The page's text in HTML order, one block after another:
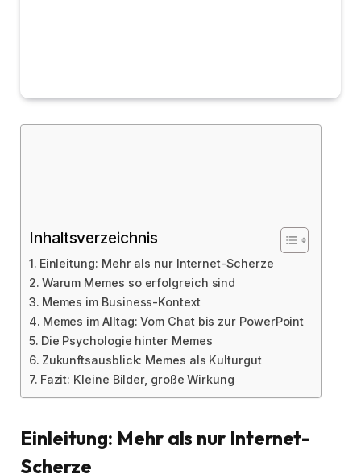
Inhaltsverzeichnis
Einleitung: Mehr als nur Internet-Scherze
Warum Memes so erfolgreich sind
Memes im Business-Kontext
Memes im Alltag: Vom Chat bis zur PowerPoint
Die Psychologie hinter Memes
Zukunftsausblick: Memes als Kulturgut
Fazit: Kleine Bilder, große Wirkung
Einleitung: Mehr als nur Internet-
Scherze